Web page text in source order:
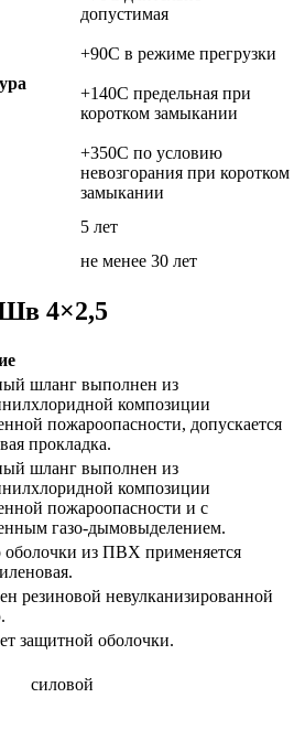
допустимая
+90C в режиме прегрузки
+140C предельная при
коротком замыкании
+350C по условию
невозгорания при коротком
замыкании
5 лет
не менее 30 лет
4×2,5
шланг выполнен из
композиции
пожароопасности, допускается
прокладка.
шланг выполнен из
композиции
пожароопасности и с
газо-дымовыделением.
оболочки из ПВХ применяется
резиновой невулканизированной
защитной оболочки.
силовой